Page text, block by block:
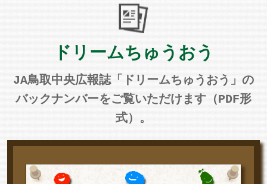
ドリームちゅうおう
JA鳥取中央広報誌「ドリームちゅうおう」の
バックナンバーをご覧いただけます（PDF形
式）。